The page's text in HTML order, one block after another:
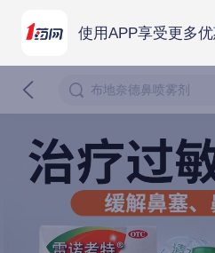
使用APP享受更多
布地奈德鼻喷雾剂